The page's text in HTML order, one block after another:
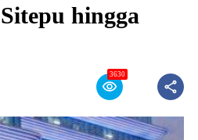
hingga
3630